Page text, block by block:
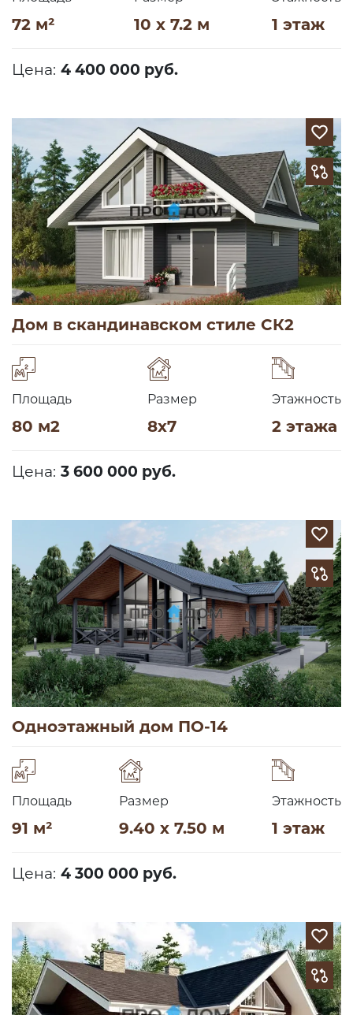
72 м² 10 x 7.2 м 1 этаж
Цена: 4 400 000 руб.
Дом в скандинавском стиле СК2
Площадь
80 м2
Размер
8х7
Этажность
2 этажа
Цена: 3 600 000 руб.
Одноэтажный дом ПО-14
Площадь
91 м²
Размер
9.40 x 7.50 м
Этажность
1 этаж
Цена: 4 300 000 руб.